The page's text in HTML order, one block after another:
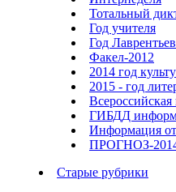
Тотальный
Год учителя
Год
Факел-2012
2014 год
2015 - год
Всероссийская
ГИБДД
Информация
ПРОГНОЗ-
Старые рубрики